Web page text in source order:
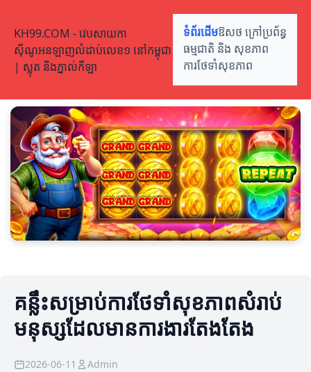
KH99.COM - វេបសាយកា
ស៊ីណូអនឡាញលំដាប់លេខ១ នៅកម្ពុជា
| ស្លុត និងភ្នាល់កីឡា
ទំព័រដើមឱសថ ក្រៅប្រព័ន្ធ
ធម្មជាតិ និង សុខភាព
ការថែទាំសុខភាព
គន្លឹះសម្រាប់ការថែទាំសុខភាពសំរាប់
មនុស្សដែលមានការងារតែងតែង
2026-06-11 Admin